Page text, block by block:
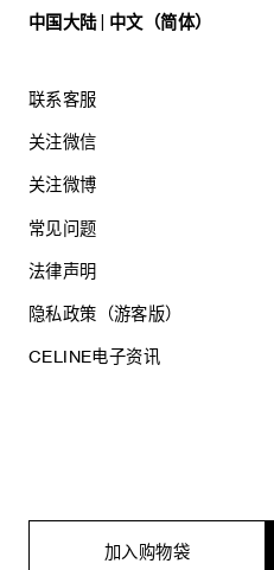
加入购物袋
中国大陆 | 中文（简体）
联系客服
关注微信
关注微博
常见问题
法律声明
隐私政策（游客版）
CELINE电子资讯
思琳商贸（上海）有限公司
沪公网安备 31010602005569
电子营业执照